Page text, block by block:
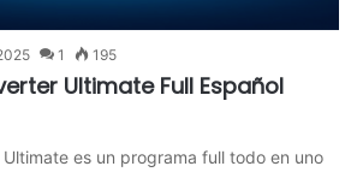
1 195
Ultimate Full Español
es un programa full todo en uno